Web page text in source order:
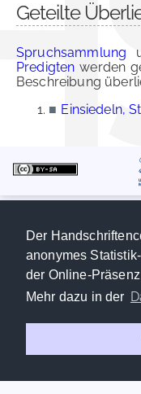
Der
anonymes
der Online-
Mehr dazu in der
Geteilte
Spruchsammlung
Predigten werden
Beschreibung
■ Einsiedeln,